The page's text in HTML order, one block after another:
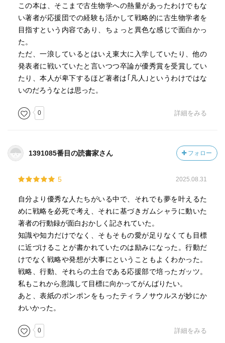
この本は、そこまで古生物学への熱量があったわけでもな
い著者が応援団での経験も活かして戦略的に古生物学者を
目指すという内容であり、ちょっと異色な感じで面白かっ
た。
ただ、一浪しているとはいえ東大に入学していたり、他の
発表者に戦いていたと言いつつ卒論が優秀賞を受賞してい
たり、本人が卑下するほど著者は｢凡人｣というわけではな
いのだろうなとは思った。
0 詳細をみる
1391085番目の読書家さん フォロー
5 2025.08.31
自分より優秀な人たちがいる中で、それでも夢を叶えるた
めに戦略を必死で考え、それに基づきガムシャラに動いた
著者の行動録が面白おかしく記されていた。
知識や知力だけでなく、そもそもの愛が足りなくても目標
に近づけることが書かれていたのは励みになった。行動だ
けでなく戦略や発想が大事にということもよくわかった。
戦略、行動、それらの土台である応援部で培ったガッツ。
私もこれから意識して目標に向かってがんばりたい。
あと、表紙のポンポンをもったティラノサウルスが妙にか
わいかった。
0 詳細をみる